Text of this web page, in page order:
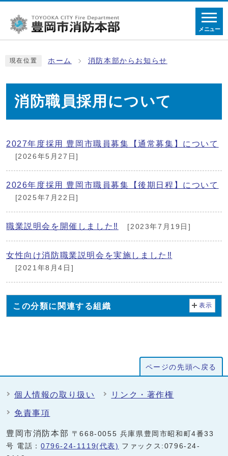
メニュー
現在位置 ホーム 消防本部からお知らせ
消防職員採用について
2027年度採用 豊岡市職員募集【通常募集】について
[2026年5月27日]
2026年度採用 豊岡市職員募集【後期日程】について
[2025年7月22日]
職業説明会を開催しました‼ [2023年7月19日]
女性向け消防職業説明会を実施しました‼
[2021年8月4日]
この分類に関連する組織 表示
ページの先頭へ戻る
個人情報の取り扱い リンク・著作権
免責事項
豊岡市消防本部 〒668-0055 兵庫県豊岡市昭和町4番33
号 電話： 0796-24-1119(代表) ファックス:0796-24-